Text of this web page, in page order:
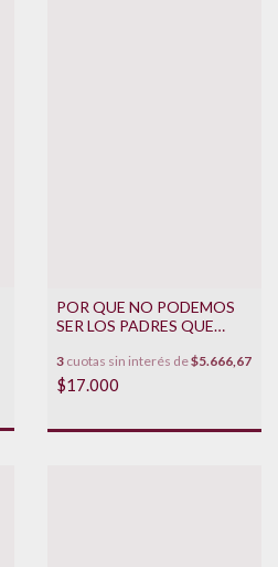
POR QUE NO PODEMOS
SER LOS PADRES QUE
**PROMO**
3 cuotas sin interés de$5.666,67
$17.000